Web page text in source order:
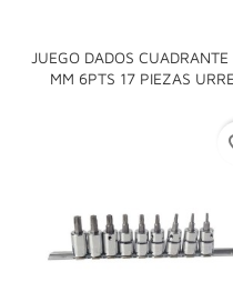
JUEGO DADOS
MM 6PTS 17 PIEZAS
